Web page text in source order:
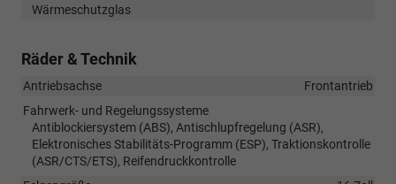
Wärmeschutzglas
Räder & Technik
Antriebsachse
Frontantrieb
Fahrwerk- und Regelungssysteme
Antiblockiersystem (ABS), Antischlupfregelung (ASR),
Elektronisches Stabilitäts-Programm (ESP), Traktionskontrolle
(ASR/CTS/ETS), Reifendruckkontrolle